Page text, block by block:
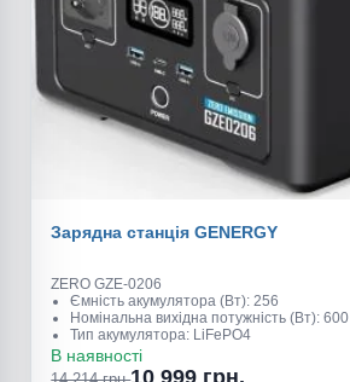
Зарядна станція GENERGY
ZERO GZE-0206
Ємність акумулятора (Вт): 256
Номінальна вихідна потужність (Вт): 600
Тип акумулятора: LiFePO4
Пікова потужність (Вт): 1200
Вага (кг): 3,4
В наявності